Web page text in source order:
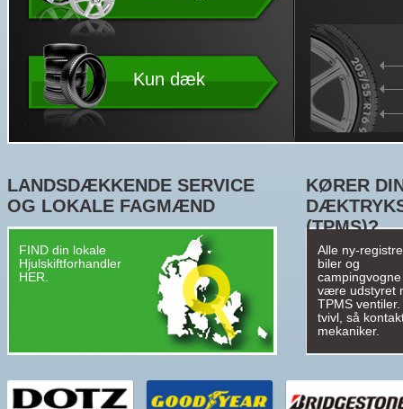
Kun dæk
LANDSDÆKKENDE SERVICE
OG LOKALE FAGMÆND
FIND din lokale
Hjulskiftforhandler
HER.
KØRER
(TPMS)?
Alle ny-
biler og
campingvogne
være udstyret
TPMS
tvivl, så
mekaniker.